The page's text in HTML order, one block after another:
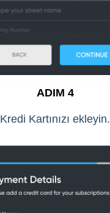
ADIM 4
Kredi Kartınızı ekleyin.